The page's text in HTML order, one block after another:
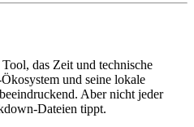
das Zeit und technische
und seine lokale
Aber nicht jeder
Dateien tippt.